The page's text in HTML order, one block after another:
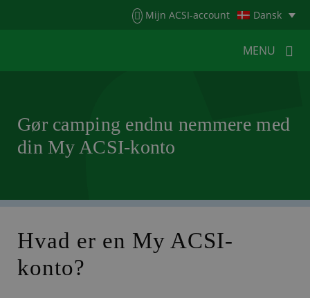
Mijn ACSI-account Dansk
MENU
HOME FOR CAMPISTER
ACSI WEBSHOPKUNDESERVICE
Gør camping endnu nemmere med
din My ACSI-konto
Hvad er en My ACSI-
konto?